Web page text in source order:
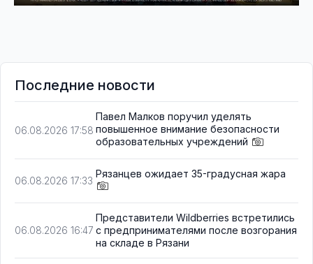
Последние новости
06.08.2026 17:58
Павел Малков поручил уделять
повышенное внимание безопасности
образовательных учреждений
06.08.2026 17:33
Рязанцев ожидает 35-градусная жара
06.08.2026 16:47
Представители Wildberries встретились
с предпринимателями после возгорания
на складе в Рязани